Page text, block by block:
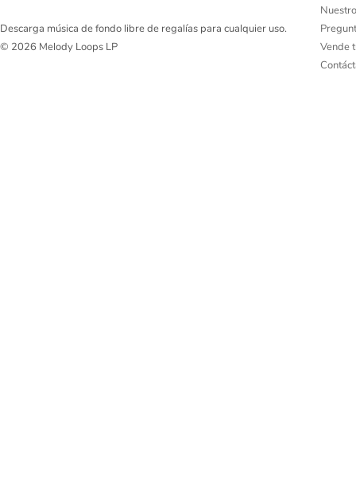
Descarga música de fondo libre de regalías para cualquier uso.
© 2026 Melody Loops LP
Vende